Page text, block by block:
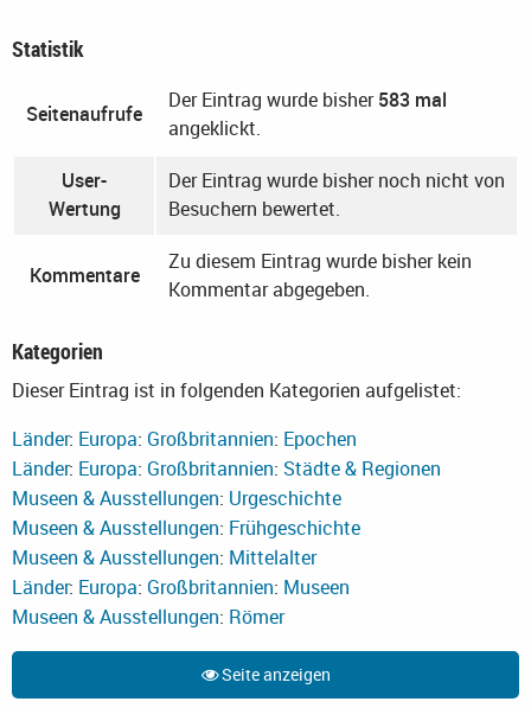
Statistik
Seitenaufrufe
Der Eintrag wurde bisher583 mal
angeklickt.
User-
Wertung
Der Eintrag wurde bisher noch nicht von
Besuchern bewertet.
Kommentare
Zu diesem Eintrag wurde bisher kein
Kommentar abgegeben.
Kategorien
Dieser Eintrag ist in folgenden Kategorien aufgelistet:
Länder: Europa: Großbritannien: Epochen
Länder: Europa: Großbritannien: Städte & Regionen
Museen & Ausstellungen: Urgeschichte
Museen & Ausstellungen: Frühgeschichte
Museen & Ausstellungen: Mittelalter
Länder: Europa: Großbritannien: Museen
Museen & Ausstellungen: Römer
Seite anzeigen